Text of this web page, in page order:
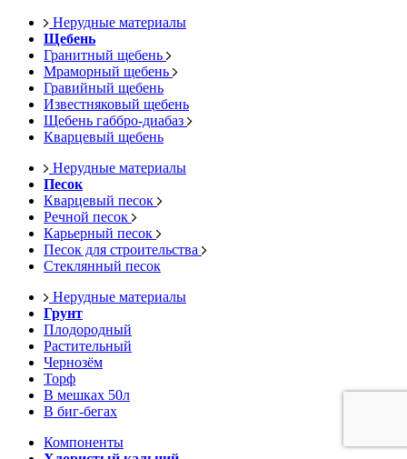
Нерудные материалы
Щебень
Гранитный щебень
Мраморный щебень
Гравийный щебень
Известняковый щебень
Щебень габбро-диабаз
Кварцевый щебень
Нерудные материалы
Песок
Кварцевый песок
Речной песок
Карьерный песок
Песок для строительства
Стеклянный песок
Нерудные материалы
Грунт
Плодородный
Растительный
Чернозём
Торф
В мешках 50л
В биг-бегах
Компоненты